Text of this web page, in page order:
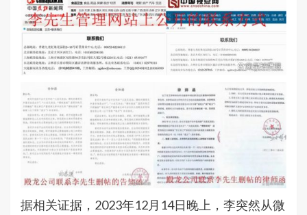
据相关证据，2023年12月14日晚上，李突然从微